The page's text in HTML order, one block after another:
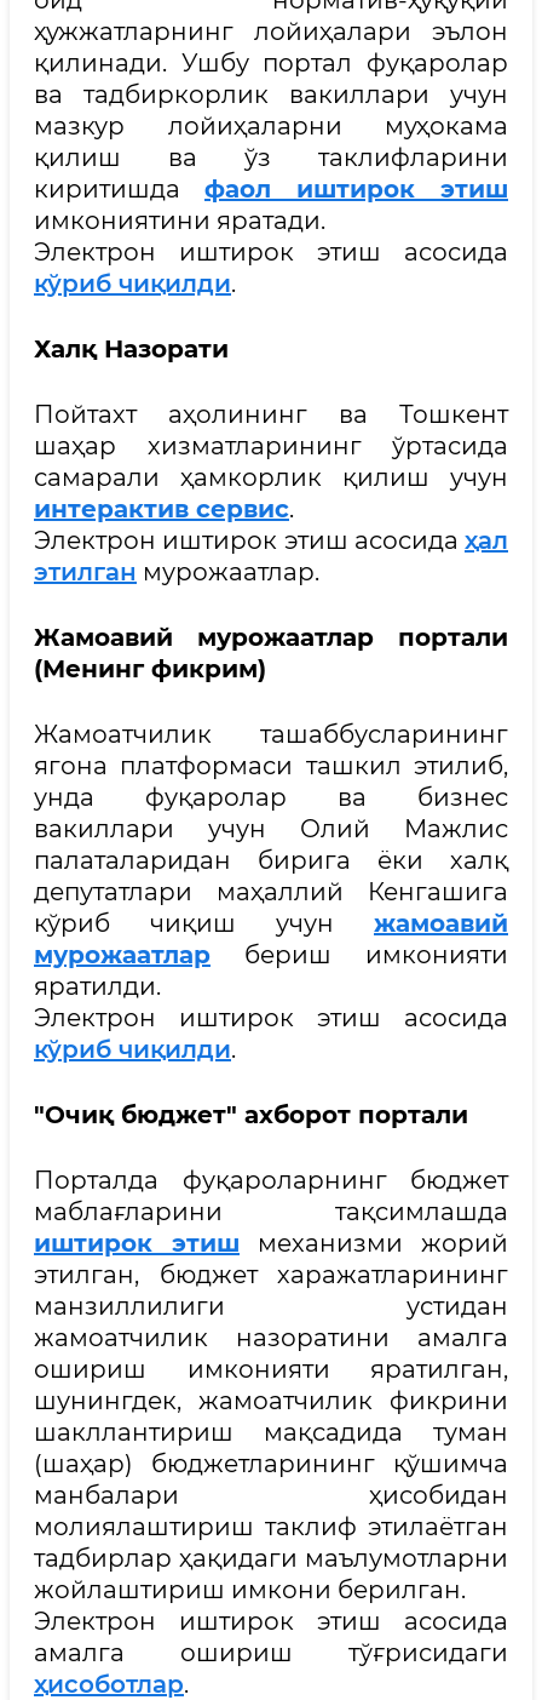
ҳужжатларнинг лойиҳалари эълон
қилинади. Ушбу портал фуқаролар
ва тадбиркорлик вакиллари учун
мазкур лойиҳаларни муҳокама
қилиш ва ўз таклифларини
киритишда фаол иштирок этиш
имкониятини яратади.
Электрон иштирок этиш асосида
кўриб чиқилди.
Халқ Назорати
Пойтахт аҳолининг ва Тошкент
шаҳар хизматларининг ўртасида
самарали ҳамкорлик қилиш учун
интерактив сервис.
Электрон иштирок этиш асосида ҳал
этилган мурожаатлар.
Жамоавий мурожаатлар портали
(Менинг фикрим)
Жамоатчилик ташаббусларининг
ягона платформаси ташкил этилиб,
унда фуқаролар ва бизнес
вакиллари учун Олий Мажлис
палаталаридан бирига ёки халқ
депутатлари маҳаллий Кенгашига
кўриб чиқиш учун жамоавий
мурожаатлар бериш имконияти
яратилди.
Электрон иштирок этиш асосида
кўриб чиқилди.
"Очиқ бюджет" ахборот портали
Порталда фуқароларнинг бюджет
маблағларини тақсимлашда
иштирок этиш механизми жорий
этилган, бюджет харажатларининг
манзиллилиги устидан
жамоатчилик назоратини амалга
ошириш имконияти яратилган,
шунингдек, жамоатчилик фикрини
шакллантириш мақсадида туман
(шаҳар) бюджетларининг қўшимча
манбалари ҳисобидан
молиялаштириш таклиф этилаётган
тадбирлар ҳақидаги маълумотларни
жойлаштириш имкони берилган.
Электрон иштирок этиш асосида
амалга ошириш тўғрисидаги
ҳисоботлар.